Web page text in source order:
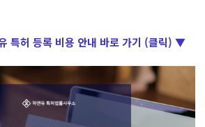
특허 등록 비용 안내 바로 가기 (클릭) ▼